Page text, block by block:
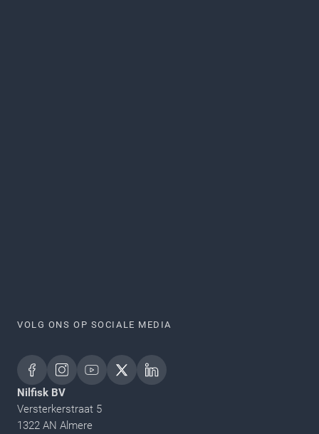
VOLG ONS OP SOCIALE MEDIA
Nilfisk BV
Versterkerstraat 5
1322 AN Almere